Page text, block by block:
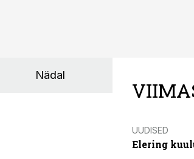
Nädal
UUDISED
Elering